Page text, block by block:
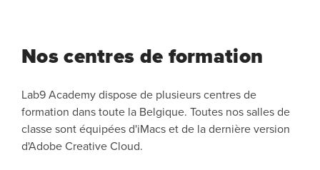
Nos centres de formation
Lab9 Academy dispose de plusieurs centres de
formation dans toute la Belgique. Toutes nos salles de
classe sont équipées d'iMacs et de la dernière version
d'Adobe Creative Cloud.